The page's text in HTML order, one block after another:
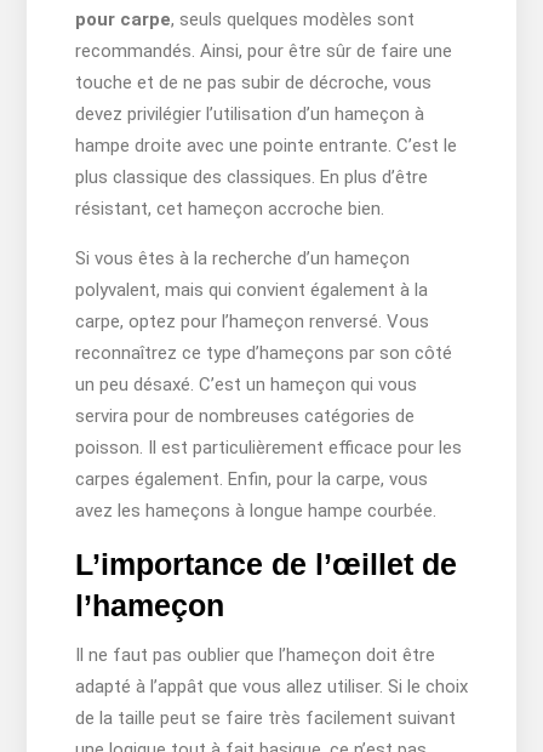
pour carpe, seuls quelques modèles sont
recommandés. Ainsi, pour être sûr de faire une
touche et de ne pas subir de décroche, vous
devez privilégier l’utilisation d’un hameçon à
hampe droite avec une pointe entrante. C’est le
plus classique des classiques. En plus d’être
résistant, cet hameçon accroche bien.
Si vous êtes à la recherche d’un hameçon
polyvalent, mais qui convient également à la
carpe, optez pour l’hameçon renversé. Vous
reconnaîtrez ce type d’hameçons par son côté
un peu désaxé. C’est un hameçon qui vous
servira pour de nombreuses catégories de
poisson. Il est particulièrement efficace pour les
carpes également. Enfin, pour la carpe, vous
avez les hameçons à longue hampe courbée.
L’importance de l’œillet de
l’hameçon
Il ne faut pas oublier que l’hameçon doit être
adapté à l’appât que vous allez utiliser. Si le choix
de la taille peut se faire très facilement suivant